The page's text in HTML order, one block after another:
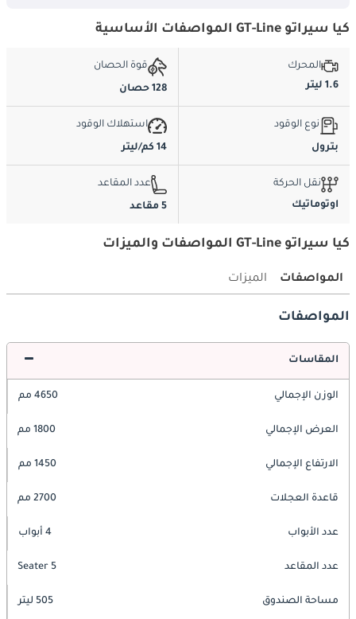
كيا سيراتو GT-Line المواصفات الأساسية
المحرك
1.6 ليتر
قوة الحصان
128 حصان
نوع الوقود
بترول
استهلاك الوقود
14 كم/ليتر
نقل الحركة
اوتوماتيك
عدد المقاعد
5 مقاعد
كيا سيراتو GT-Line المواصفات والميزات
المواصفات الميزات
المواصفات
المقاسات
الوزن الإجمالي 4650 مم
العرض الإجمالي 1800 مم
الارتفاع الإجمالي 1450 مم
قاعدة العجلات 2700 مم
عدد الأبواب 4 أبواب
عدد المقاعد 5 Seater
مساحة الصندوق 505 ليتر